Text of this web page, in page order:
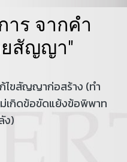
าร จากคำ
สัญญา"
ไขสัญญาก่อสร้าง (ทำ
ม่เกิดข้อขัดแย้งข้อพิพาท
ง)